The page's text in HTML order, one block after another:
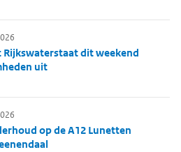
Rijkswaterstaat dit weekend
uit
op de A12 Lunetten